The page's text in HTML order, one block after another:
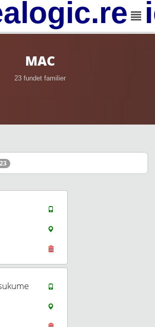
MAC
23 fundet familier
23